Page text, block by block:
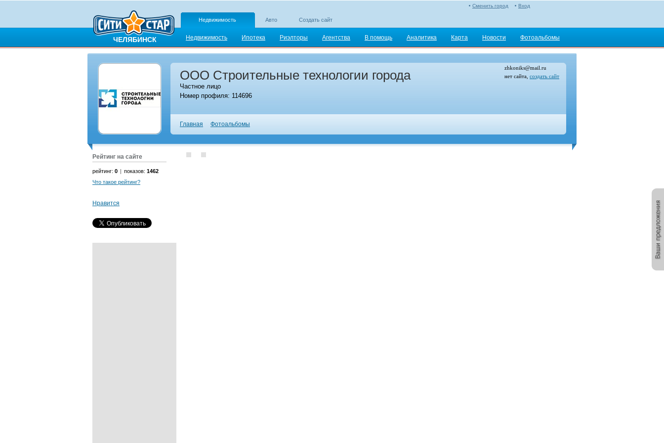
ЧЕЛЯБИНСК
Вход
Сменить город
Недвижимость Авто Создать сайт
Недвижимость Ипотека Риэлторы Агентства В помощь Аналитика Карта Новости Фотоальбомы
zhkoniks@mail.ru
нет сайта, создать сайт
ООО Строительные технологии города
Частное лицо
Номер профиля: 114696
Главная Фотоальбомы
Рейтинг на сайте
рейтинг: 0 | показов: 1462
Что такое рейтинг?
Нравится